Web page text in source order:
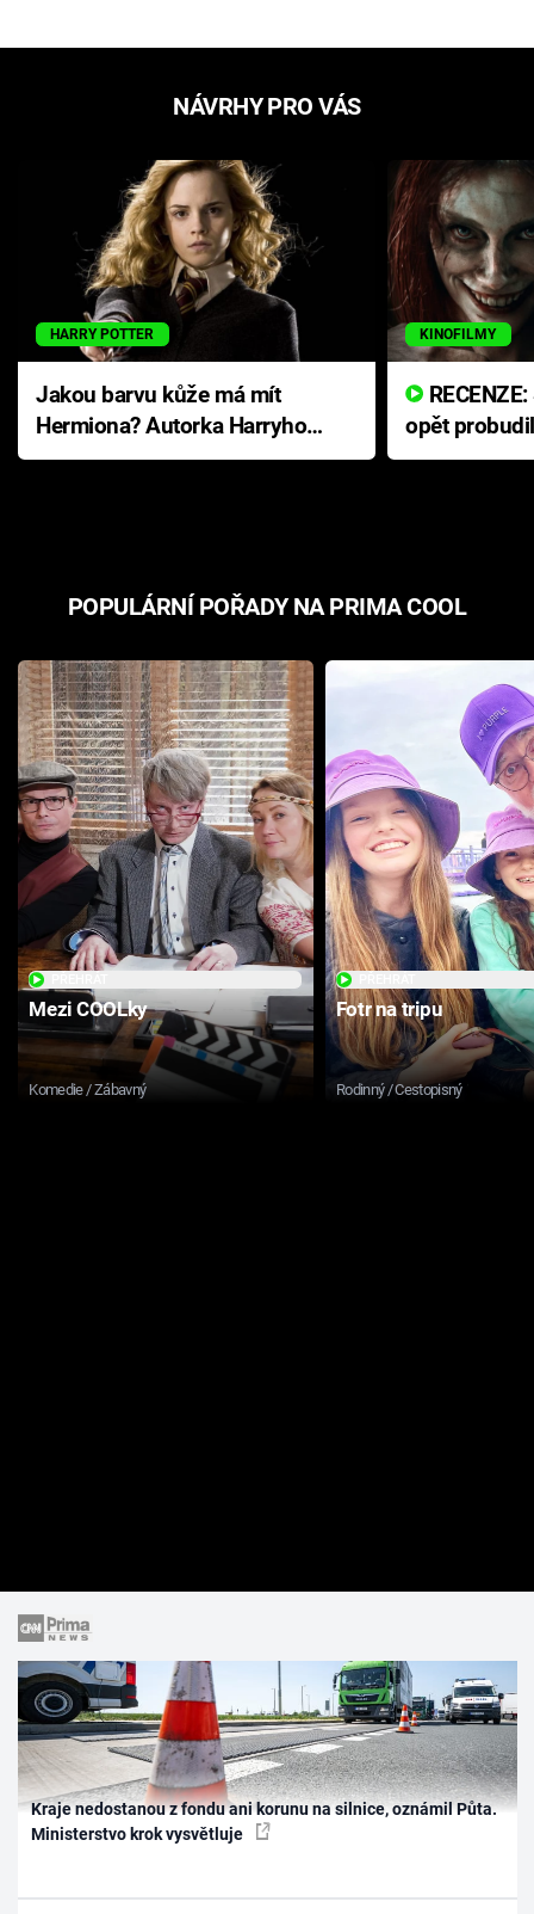
NÁVRHY PRO VÁS
HARRY POTTER
Jakou barvu kůže má mít
Hermiona? Autorka Harryho
Pottera přišla s ráznou
KINOFILMY
opět
přichází s
POPULÁRNÍ POŘADY NA PRIMA COOL
Mezi COOLky
Komedie / Zábavný
Fotr na tripu
Rodinný / Cestopisný
Kraje nedostanou z fondu ani korunu na silnice, oznámil Půta.
Ministerstvo krok vysvětluje